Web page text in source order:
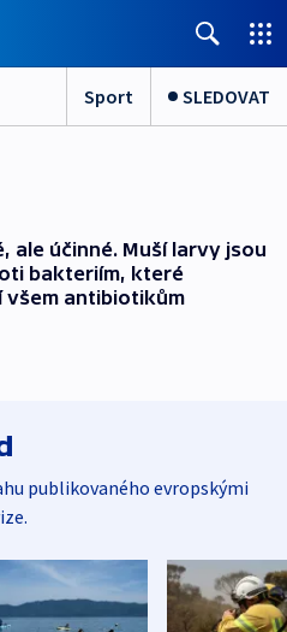
Sport SLEDOVAT
ale účinné. Muší larvy jsou
bakteriím, které
všem antibiotikům
publikovaného evropskými